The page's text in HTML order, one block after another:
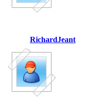
RichardJeant